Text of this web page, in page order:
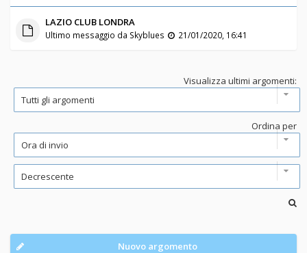
LAZIO CLUB LONDRA
Ultimo messaggio da Skyblues 21/01/2020, 16:41
Visualizza ultimi argomenti:
Ordina per
Nuovo argomento